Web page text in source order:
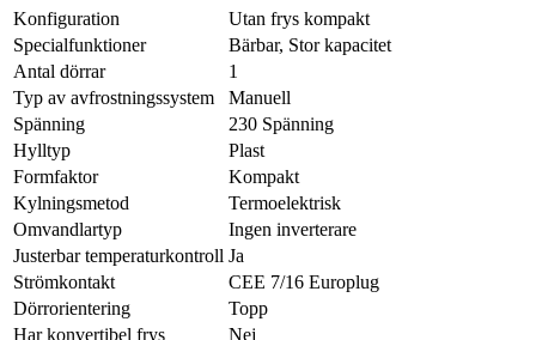
Konfiguration
Utan frys kompakt
Specialfunktioner
Bärbar, Stor kapacitet
Antal dörrar
1
Typ av avfrostningssystem
Manuell
Spänning
230 Spänning
Hylltyp
Plast
Formfaktor
Kompakt
Kylningsmetod
Termoelektrisk
Omvandlartyp
Ingen inverterare
Justerbar temperaturkontroll Ja
Strömkontakt
CEE 7/16 Europlug
Dörrorientering
Topp
Har konvertibel frys
Nej